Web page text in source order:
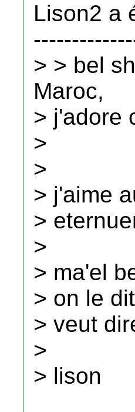
Lison2 a
> > bel
Maroc,
> j'adore
>
>
> j'aime
>
>
> ma'el
> on le
> veut
>
> lison